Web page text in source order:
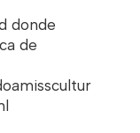
donde
de